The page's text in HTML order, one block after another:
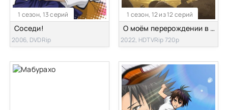
1 сезон, 13 серий
Соседи!
2006, DVDRip
1 сезон, 12 из 12 серий
О моём перерождении в меч
2022, HDTVRip 720p